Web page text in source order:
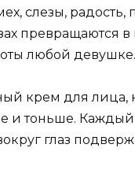
слезы, радость,
превращаются
любой девушке.
крем для лица,
и тоньше.
глаз